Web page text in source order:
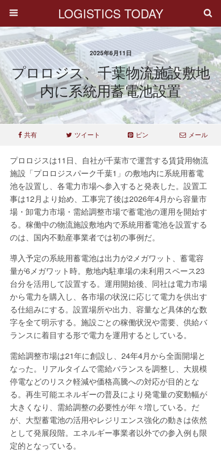
LOGISTICS TODAY
2025年6月11日
プロロジス、千葉物流施設敷地
内に系統用蓄電池設置
共有 ツイート ピン メール
プロロジスは11日、自社が千葉市で運営する賃貸用物流
施設「プロロジスパーク千葉1」の敷地内に系統用蓄電
池を設置し、各電力市場へ参入すると発表した。設置工
事は12月より始め、工事完了後は2026年4月から容量市
場・卸電力市場・需給調整市場で蓄電池の運用を開始す
る。稼働中の物流施設敷地内で系統用蓄電池を設置する
のは、国内不動産事業者では初の事例だ。
導入予定の系統用蓄電池は出力が2メガワット、蓄電容
量が6メガワット時。敷地内駐車場の未利用スペース23
台分を活用して設置する。運用開始後、同社は電力市場
から電力を購入し、各市場の状況に応じて電力を供出す
る仕組みにする。設置場所や出力、容量など具体的な数
字を全て明示する。施設ごとの稼働状況や需要、供給バ
ランスに着目する形で電力を運用するとしている。
需給調整市場は21年に創設し、24年4月から全面開場と
なった。リアルタイムで需給バランスを調整し、大規模
停電などのリスク軽減や価格高騰への対応が目的とな
る。再生可能エネルギーの普及により発電量の変動幅が
大きくなり、需給調整の必要性が年々増している。だ
が、大型蓄電池の活用やレジリエンス強化の動きは依然
として発展段階。エネルギー事業者以外での参入例も限
定的となっている。